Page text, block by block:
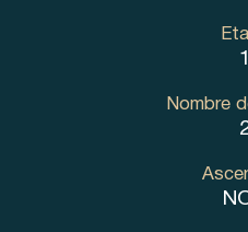
1
Nombre